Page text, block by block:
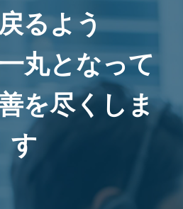
るよう
丸となって
を尽くしま
す